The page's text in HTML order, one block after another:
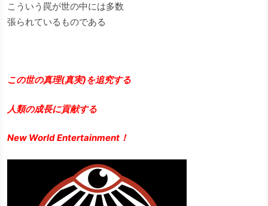
こういう罠が世の中には多数
張られているものである
この世の真理(真実)を追究する
人類の成長に貢献する
New World Entertainment！